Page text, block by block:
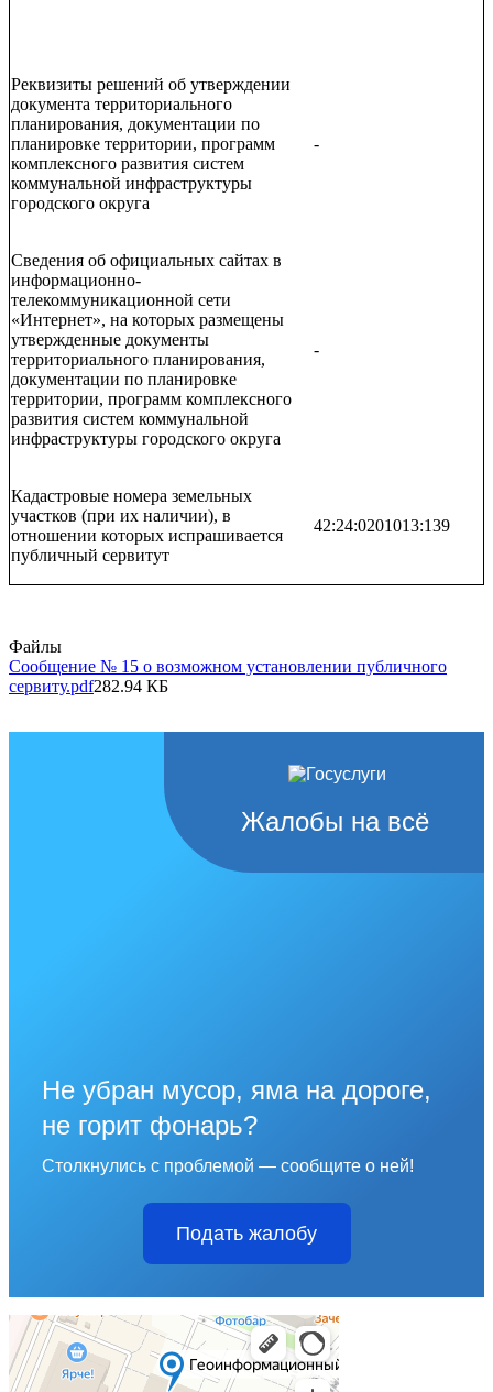
Реквизиты решений об утверждении
документа территориального
планирования, документации по
планировке территории, программ
комплексного развития систем
коммунальной инфраструктуры
городского округа
-
Сведения об официальных сайтах в
информационно-
телекоммуникационной сети
«Интернет», на которых размещены
утвержденные документы
территориального планирования,
документации по планировке
территории, программ комплексного
развития систем коммунальной
инфраструктуры городского округа
-
Кадастровые номера земельных
участков (при их наличии), в
отношении которых испрашивается
публичный сервитут
42:24:0201013:139
Файлы
Сообщение № 15 о возможном установлении публичного
сервиту.pdf282.94 КБ
Жалобы на всё
Не убран мусор, яма на дороге,
не горит фонарь?
Столкнулись с проблемой — сообщите о ней!
Подать жалобу